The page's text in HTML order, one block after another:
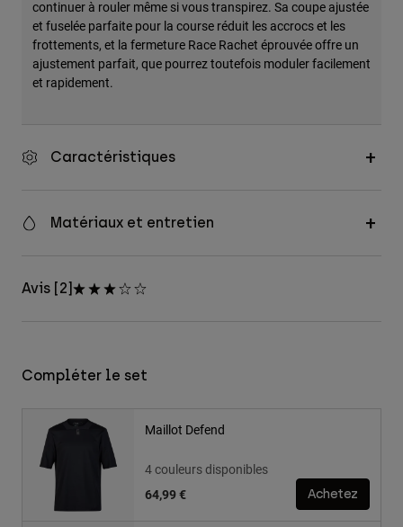
continuer à rouler même si vous transpirez. Sa coupe ajustée
et fuselée parfaite pour la course réduit les accrocs et les
frottements, et la fermeture Race Rachet éprouvée offre un
ajustement parfait, que pourrez toutefois moduler facilement
et rapidement.
Caractéristiques
Matériaux et entretien
Avis [2]
Compléter le set
Maillot Defend
4 couleurs disponibles
64,99 €
Achetez